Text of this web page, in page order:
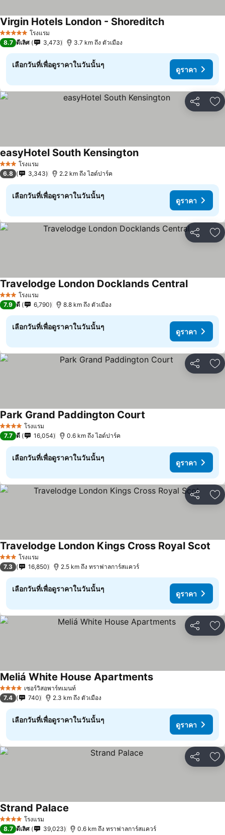
5 ดาว โรงแรม
Virgin Hotels London - Shoreditchดูราคา
8.7 ดีเลิศ 3,473 3.7 km ถึง ตัวเมือง
เลือกวันที่เพื่อดูราคาในวันนั้นๆ
ดูราคา
แชร์ เ
3 ดาว โรงแรม
easyHotel South Kensingtonดูราคา
6.8 3,343 2.2 km ถึง ไฮด์ปาร์ค
เลือกวันที่เพื่อดูราคาในวันนั้นๆ
ดูราคา
แชร์ เ
3 ดาว โรงแรม
Travelodge London Docklands Centralดูราคา
7.9 ดี 6,790 8.8 km ถึง ตัวเมือง
เลือกวันที่เพื่อดูราคาในวันนั้นๆ
ดูราคา
แชร์ เ
4 ดาว โรงแรม
Park Grand Paddington Court
7.7 ดี 16,054 0.6 km ถึง ไฮด์ปาร์ค
เลือกวันที่เพื่อดูราคาในวันนั้นๆ
ดูราคา
แชร์ เ
3 ดาว โรงแรม
Travelodge London Kings Cross Royal Scot
7.3 16,850 2.5 km ถึง ทราฟาลการ์สแควร์
เลือกวันที่เพื่อดูราคาในวันนั้นๆ
ดูราคา
แชร์ เ
4 ดาว เซอร์วิสอพาร์ทเมนท์
Meliá White House Apartmentsดูราคา
7.4 740 2.3 km ถึง ตัวเมือง
เลือกวันที่เพื่อดูราคาในวันนั้นๆ
ดูราคา
แชร์ เ
4 ดาว โรงแรม
Strand Palace
8.7 ดีเลิศ 39,023 0.6 km ถึง ทราฟาลการ์สแควร์